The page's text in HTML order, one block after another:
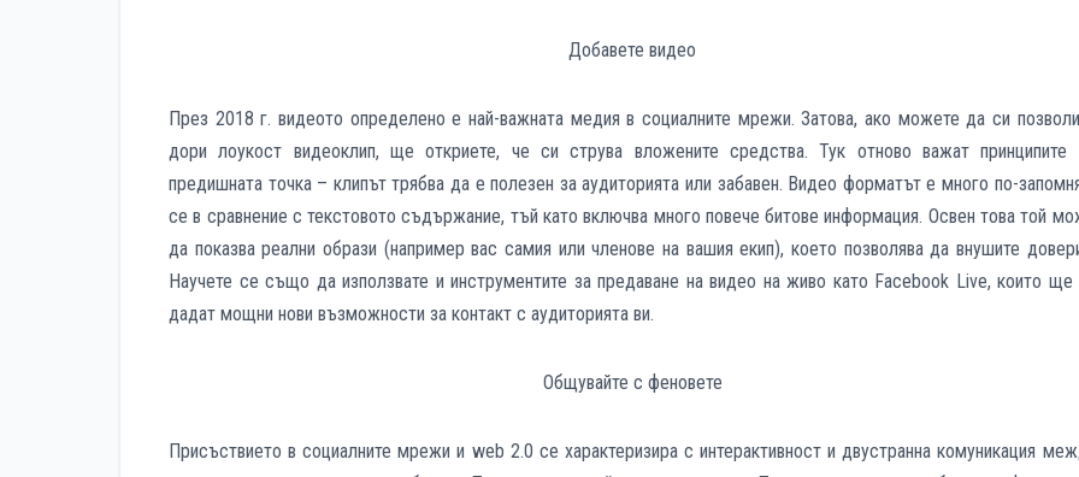
Добавете видео
През 2018 г. видеото определено е най-важната медия в социалните мрежи. Затова, ако можете да си
дори лоукост видеоклип, ще откриете, че си струва вложените средства. Тук отново важат принципите
предишната точка – клипът трябва да е полезен за аудиторията или забавен. Видео форматът е много по-
се в сравнение с текстовото съдържание, тъй като включва много повече битове информация. Освен това той
да показва реални образи (например вас самия или членове на вашия екип), което позволява да внушите
Научете се също да използвате и инструментите за предаване на видео на живо като Facebook Live, които ще
дадат мощни нови възможности за контакт с аудиторията ви.
Общувайте с феновете
Присъствието в социалните мрежи и web 2.0 се характеризира с интерактивност и двустранна комуникация